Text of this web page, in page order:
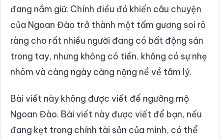
đang nắm giữ. Chính điều đó khiến câu chuyện
của Ngoan Đào trở thành một tấm gương soi rõ
ràng cho rất nhiều người đang có bất động sản
trong tay, nhưng không có tiền, không có sự nhẹ
nhõm và càng ngày càng nặng nề về tâm lý.
Bài viết này không được viết để ngưỡng mộ
Ngoan Đào. Bài viết này được viết để bạn, nếu
đang kẹt trong chính tài sản của mình, có thể